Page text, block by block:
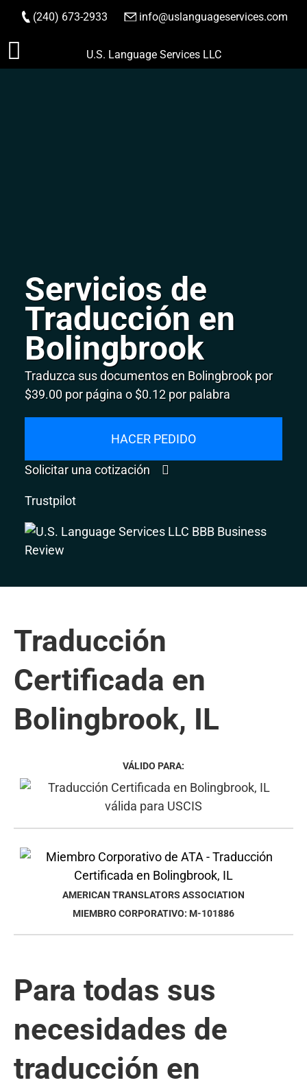
Saltar
(240) 673-2933 info@uslanguageservices.com
HACER PEDIDO
U.S. Language Services LLC
Servicios de
Traducción en
Bolingbrook
Traduzca sus documentos en Bolingbrook por
$39.00 por página o $0.12 por palabra
HACER PEDIDO
Solicitar una cotización
Trustpilot
Traducción
Certificada en
Bolingbrook, IL
VÁLIDO PARA:
AMERICAN TRANSLATORS ASSOCIATION
MIEMBRO CORPORATIVO: M-101886
Para todas sus
necesidades de
traducción en